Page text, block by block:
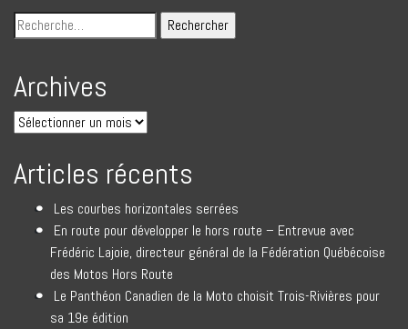
Archives
Articles récents
Les courbes horizontales serrées
En route pour développer le hors route – Entrevue avec
Frédéric Lajoie, directeur général de la Fédération Québécoise
des Motos Hors Route
Le Panthéon Canadien de la Moto choisit Trois-Rivières pour
sa 19e édition